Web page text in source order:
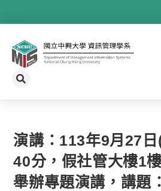
演講：113年9月27
40分，假社管大樓1
舉辦專題演講，講題